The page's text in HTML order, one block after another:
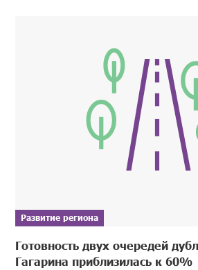
Развитие региона
Готовность двух очередей
Гагарина приблизилась к 60%